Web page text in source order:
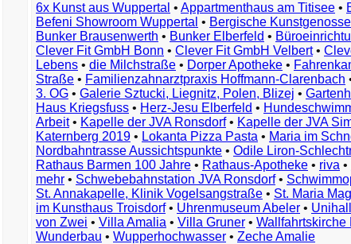
6x Kunst aus Wuppertal • Appartmenthaus am Titisee •
Befeni Showroom Wuppertal • Bergische
Bunker Brausenwerth • Bunker Elberfeld •
Clever Fit GmbH Bonn • Clever Fit GmbH Velbert•
Lebens • die Milchstraße • Dorper Apotheke •
Straße • Familienzahnarztpraxis Hoffmann-Clarenbach
3. OG • Galerie Sztucki, Liegnitz, Polen, Blizej •
Haus Kriegsfuss • Herz-Jesu Elberfeld •
Arbeit• Kapelle der JVA Ronsdorf• Kapelle der JVA
Katernberg 2019 • Lokanta Pizza Pasta • Maria im
Nordbahntrasse Aussichtspunkte • Odile Liron-
Rathaus Barmen 100 Jahre • Rathaus-Apotheke • riva •
mehr • Schwebebahnstation JVA Ronsdorf•
St. Annakapelle, Klinik Vogelsangstraße • St. Maria
im Kunsthaus Troisdorf• Uhrenmuseum Abeler •
von Zwei • Villa Amalia • Villa Gruner • Wallfahrtskirche
Wunderbau • Wupperhochwasser • Zeche Amalie